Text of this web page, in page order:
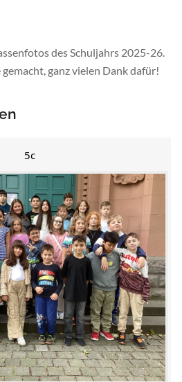
des Schuljahrs 2025-26.
ganz vielen Dank dafür!
5c